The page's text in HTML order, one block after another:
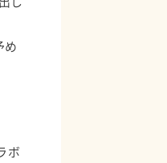
め
ボ